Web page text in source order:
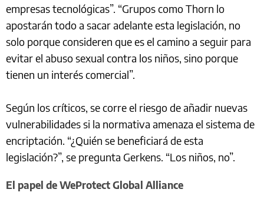
empresas tecnológicas”. “Grupos como Thorn lo
apostarán todo a sacar adelante esta legislación, no
solo porque consideren que es el camino a seguir para
evitar el abuso sexual contra los niños, sino porque
tienen un interés comercial”.
Según los críticos, se corre el riesgo de añadir nuevas
vulnerabilidades si la normativa amenaza el sistema de
encriptación. “¿Quién se beneficiará de esta
legislación?”, se pregunta Gerkens. “Los niños, no”.
El papel de WeProtect Global Alliance